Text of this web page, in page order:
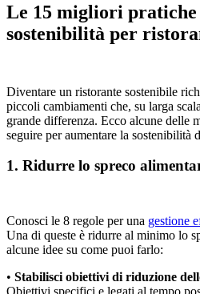
Le 15 migliori pratiche
sostenibilità per
Diventare un ristorante sostenibile
piccoli cambiamenti che, su larga
grande differenza. Ecco alcune delle
seguire per aumentare la sostenibilità
1. Ridurre lo spreco
Conosci le 8 regole per una gestione
Una di queste è ridurre al minimo lo
alcune idee su come puoi farlo:
• Stabilisci obiettivi di riduzione